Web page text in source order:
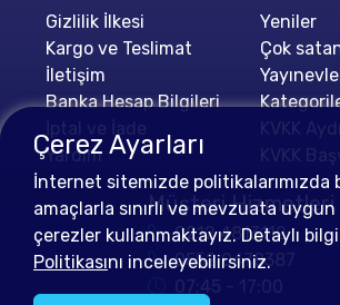
Gizlilik İlkesi
Kargo ve Teslimat
İletişim
Banka Hesap Bilgileri
Yardım
Yeniler
Çok
Müşteri Hizmetleri
0212 4813112
0552 0478387
07:45 - 17:00
Çerez Ayarları
İnternet sitemizde politikalarımızda
amaçlarla sınırlı ve mevzuata
çerezler kullanmaktayız. Detaylı
Politikasını inceleyebilirsiniz.